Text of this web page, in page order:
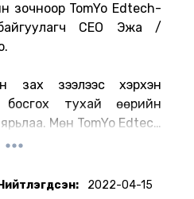
зочноор TomYo Edtech-
СЕО Эжа /
зах зээлээс хэрхэн
тухай өөрийн
Мөн TomYo Edtech
сонирхолтой түүхийг
Нийтлэгдсэн:
2022-04-15